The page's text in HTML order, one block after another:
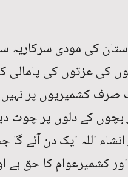
کی مودی
کی عزتوں کی پامالی
صرف کشمیریوں پر
بچوں کے دلوں پر چوٹ
اللہ ایک دن آئے
کشمیرعوام کا حق ہے